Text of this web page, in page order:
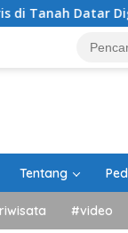
Digelar 18 Agustus
Tentang
#video